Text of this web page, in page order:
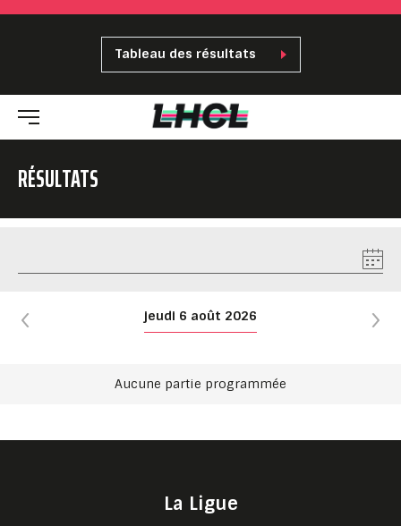
Tableau des résultats
RÉSULTATS
jeudi 6 août 2026
Aucune partie programmée
La Ligue